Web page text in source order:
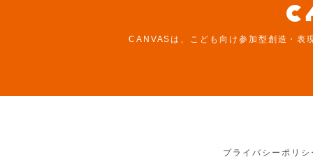
CANVASは、こども向け参加型創造・表
プライバシーポリ